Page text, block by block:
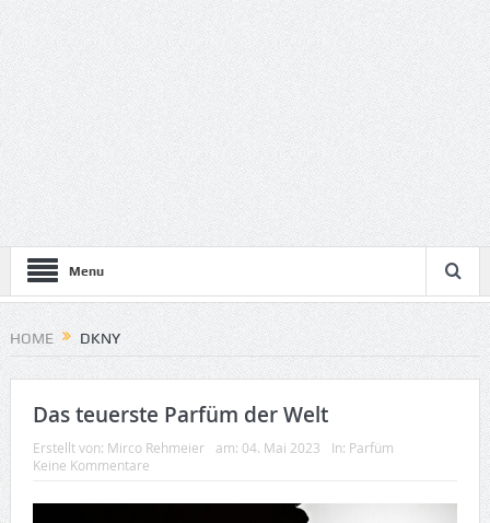
Menu
HOME DKNY
Das teuerste Parfüm der Welt
Erstellt von: Mirco Rehmeier am: 04. Mai 2023 In: Parfüm
Keine Kommentare